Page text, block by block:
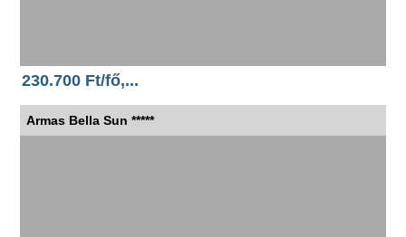
230.700 Ft/fő,...
Armas Bella Sun *****